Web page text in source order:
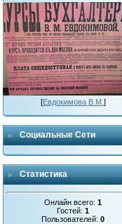
[Евдокимова В.М. ]
Социальные Сети
Статистика
Онлайн всего:1
Гостей:1
Пользователей:0